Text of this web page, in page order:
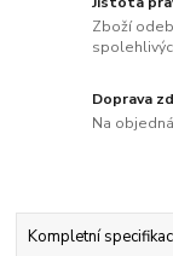
Zboží
Doprava
Na
Kompletní